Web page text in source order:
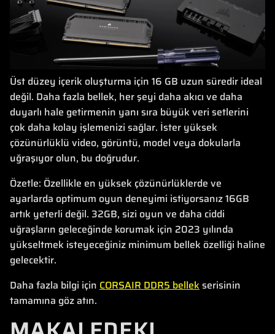
Üst düzey içerik oluşturma için 16 GB uzun süredir ideal
değil. Daha fazla bellek, her şeyi daha akıcı ve daha
duyarlı hale getirmenin yanı sıra büyük veri setlerini
çok daha kolay işlemenizi sağlar. İster yüksek
çözünürlüklü video, görüntü, model veya dokularla
uğraşıyor olun, bu doğrudur.
Özetle: Özellikle en yüksek çözünürlüklerde ve
ayarlarda optimum oyun deneyimi istiyorsanız 16GB
artık yeterli değil. 32GB, sizi oyun ve daha ciddi
uğraşların geleceğinde korumak için 2023 yılında
yükseltmek isteyeceğiniz minimum bellek özelliği haline
gelecektir.
Daha fazla bilgi için CORSAIR DDR5 bellek serisinin
tamamına göz atın.